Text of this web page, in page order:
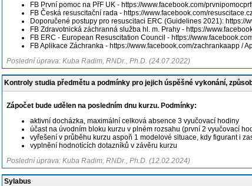
FB První pomoc na PřF UK - https://www.facebook.com/
FB Česká resuscitační rada - https://www.facebook.com/
Doporučené postupy pro resuscitaci ERC (Guidelines 2021): https://
FB Zdravotnická záchranná služba hl. m. Prahy - https://
FB ERC - European Resuscitation Council - https://
FB Aplikace Záchranka - https://www.facebook.com/zachrankaapp /
Poslední úprava: Kuba Radim, RNDr., Ph.D. (24.07.2022)
Kontroly studia předmětu a podmínky pro jejich úspěšné vykonání,
Zápočet bude udělen na posledním dnu kurzu. Podmínky:
aktivní docházka, maximální celková absence 3 vyučovací hodiny
účast na úvodním bloku kurzu v plném rozsahu (první 2 vyučovací
vyřešení v průběhu kurzu aspoň 1 modelové situace, kdy figurant i
vyplnění hodnotících dotazníků v závěru kurzu
Poslední úprava: Kuba Radim, RNDr., Ph.D. (12.02.2024)
Sylabus